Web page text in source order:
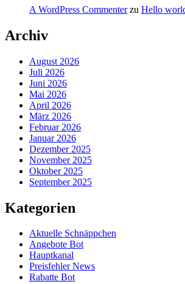
A WordPress Commenterzu Hello
Archiv
August 2026
Juli 2026
Juni 2026
Mai 2026
April 2026
März 2026
Februar 2026
Januar 2026
Dezember 2025
November 2025
Oktober 2025
September 2025
Kategorien
Aktuelle Schnäppchen
Angebote Bot
Hauptkanal
Preisfehler News
Rabatte Bot